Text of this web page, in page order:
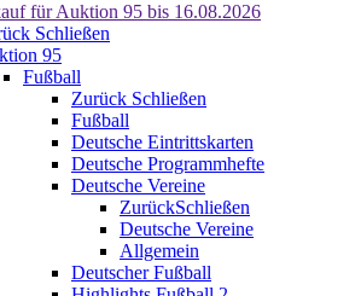
für Auktion 95 bis 16.08.2026
Schließen
95
Fußball
Zurück Schließen
Fußball
Deutsche Eintrittskarten
Deutsche Programmhefte
Deutsche Vereine
ZurückSchließen
Deutsche Vereine
Allgemein
Deutscher Fußball